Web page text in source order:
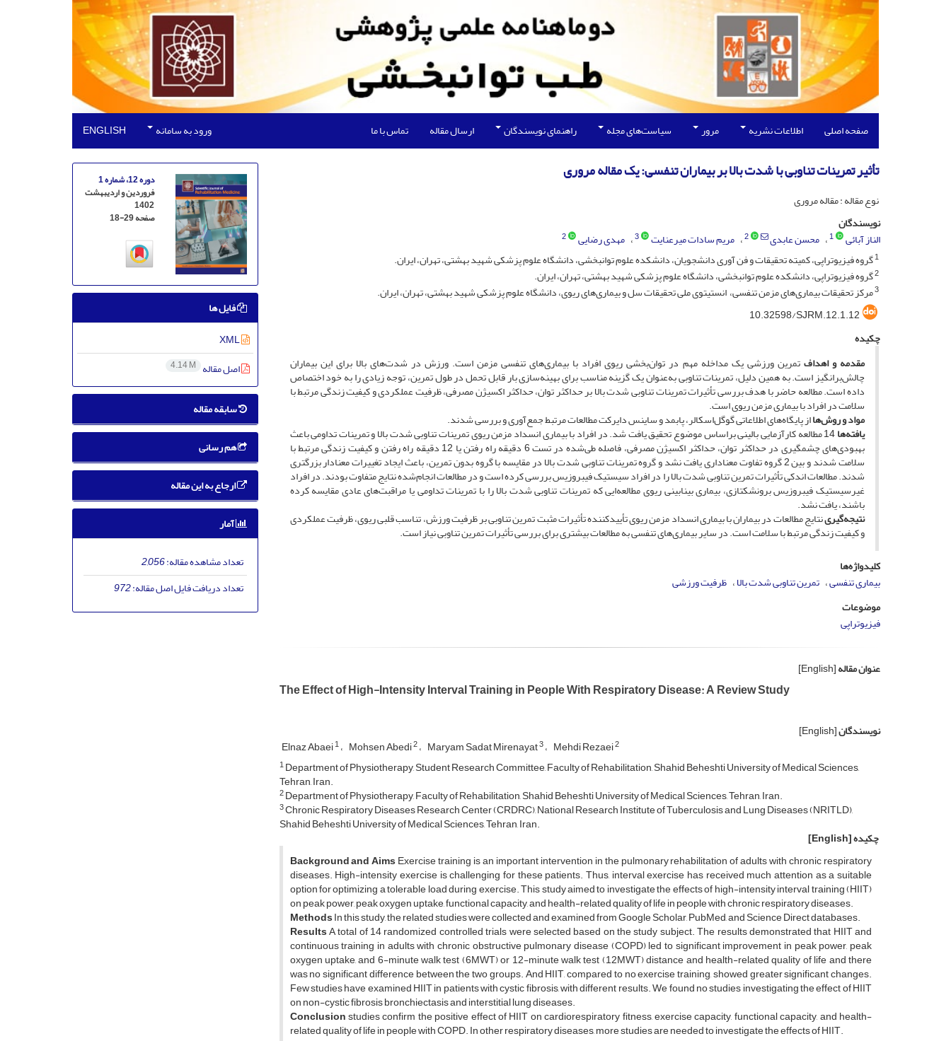
صفحه اصلی اطلاعات نشریه مرور سیاست‌های مجله راهنمای نویسندگان ارسال مقاله تماس با ما ورود به سامانه ENGLISH
تأثیر تمرینات تناوبی با شدت بالا بر بیماران تنفسی: یک مقاله مروری
نوع مقاله : مقاله مروری
نویسندگان
الناز آبائی
1 محسن عابدی 2 مریم سادات میرعنایت 3 مهدی رضایی
2
1گروه فیزیوتراپی، کمیته تحقیقات و فن آوری دانشجویان، دانشکده علوم توانبخشی، دانشگاه علوم پزشکی شهید بهشتی، تهران، ایران.
2گروه فیزیوتراپی، دانشکده علوم توانبخشی، دانشگاه علوم پزشکی شهید بهشتی، تهران، ایران.
3مرکز تحقیقات بیماری‌های مزمن تنفسی، انستیتوی ملی تحقیقات سل و بیماری‌های ریوی، دانشگاه علوم پزشکی شهید بهشتی، تهران، ایران.
10.32598/SJRM.12.1.12
چکیده
مقدمه و اهدافتمرین ورزشی یک مداخله مهم در توان‌بخشی ریوی افراد با بیماری‌های تنفسی مزمن است. ورزش در شدت‌های بالا برای این بیماران
چالش‌برانگیز است. به همین دلیل، تمرینات تناوبی به‌عنوان یک گزینه مناسب برای بهینه‌سازی بار قابل تحمل در طول تمرین‌، توجه زیادی را به خود اختصاص
داده است. مطالعه حاضر با هدف بررسی تأثیرات تمرینات تناوبی شدت بالا بر حداکثر توان، حداکثر اکسیژن مصرفی، ظرفیت عملکردی و کیفیت زندگی مرتبط با
سلامت در افراد با بیماری مزمن ریوی است.
مواد و روش‌هااز پایگاه‌های اطلاعاتی گوگل‌اسکالر، پابمد و ساینس دایرکت مطالعات مرتبط جمع‌آوری و بررسی شدند.
یافته‌ها 14 مطالعه کارآزمایی بالینی براساس موضوع تحقیق یافت شد. در افراد با بیماری انسداد مزمن ریوی تمرینات تناوبی شدت بالا و تمرینات تداومی باعث
بهبودی‌های چشمگیری در حداکثر توان، حداکثر اکسیژن مصرفی، فاصله طی‌شده در تست 6 دقیقه راه رفتن یا 12 دقیقه راه رفتن و کیفیت زندگی مرتبط با
سلامت شدند و بین 2 گروه تفاوت معناداری یافت نشد و گروه تمرینات تناوبی شدت بالا در مقایسه با گروه بدون تمرین، باعث ایجاد تغییرات معنادار بزرگتری
شدند. مطالعات اندکی تأثیرات تمرین تناوبی شدت بالا را در افراد سیستیک فیبروزیس بررسی کرده است و در مطالعات انجام‌شده نتایج متفاوت بودند. در افراد
غیرسیستیک فیبروزیس برونشکتازی، بیماری بینابینی ریوی مطالعه‌ایی که تمرینات تناوبی شدت بالا را با تمرینات تداومی یا مراقبت‌های عادی مقایسه کرده
باشند، یافت نشد.
نتیجه‌گیرینتایج مطالعات در بیماران با بیماری انسداد مزمن ریوی تأییدکننده تأثیرات مثبت تمرین تناوبی بر ظرفیت ورزش، تناسب قلبی ریوی، ظرفیت عملکردی
و کیفیت زندگی مرتبط با سلامت است. در سایر بیماری‌های تنفسی به مطالعات بیشتری برای بررسی تأثیرات تمرین تناوبی نیاز است.
کلیدواژه‌ها
بیماری تنفسی تمرین تناوبی شدت بالا ظرفیت ورزشی
موضوعات
فیزیوتراپی
عنوان مقاله[English]
The Effect of High-Intensity Interval Training in People With Respiratory Disease: A Review Study
نویسندگان[English]
Elnaz Abaei1 Mohsen Abedi2 Maryam Sadat Mirenayat3 Mehdi Rezaei2
1Department of Physiotherapy, Student Research Committee, Faculty of Rehabilitation, Shahid Beheshti University of Medical Sciences,
Tehran, Iran.
2Department of Physiotherapy, Faculty of Rehabilitation, Shahid Beheshti University of Medical Sciences, Tehran, Iran.
3Chronic Respiratory Diseases Research Center (CRDRC), National Research Institute of Tuberculosis and Lung Diseases (NRITLD),
Shahid Beheshti University of Medical Sciences, Tehran, Iran.
چکیده[English]
Background and AimsExercise training is an important intervention in the pulmonary rehabilitation of adults with chronic respiratory
diseases. High-intensity exercise is challenging for these patients. Thus, interval exercise has received much attention as a suitable
option for optimizing a tolerable load during exercise. This study aimed to investigate the effects of high-intensity interval training (HIIT)
on peak power, peak oxygen uptake, functional capacity, and health-related quality of life in people with chronic respiratory diseases.
MethodsIn this study, the related studies were collected and examined from Google Scholar, PubMed, and Science Direct databases.
ResultsA total of 14 randomized controlled trials were selected based on the study subject. The resultsdemonstrated that HIIT and
continuous training in adults with chronic obstructive pulmonary disease (COPD) led to significant improvement in peak power, peak
oxygen uptake, and 6-minute walk test (6MWT) or 12-minute walk test (12MWT) distance and health-related quality of life and there
was no significant difference between the two groups. And HIIT, compared to no exercise training, showed greater significant changes.
Few studies have examined HIIT in patients with cystic fibrosis, with different results. We found no studies investigating the effect of HIIT
on non-cystic fibrosis bronchiectasis and interstitial lung diseases.
Conclusionstudies confirm the positive effect of HIIT on cardiorespiratory fitness, exercise capacity, functional capacity, and health-
related quality of life in people with COPD. In other respiratory diseases, more studies are needed to investigate the effects of HIIT.
دوره 12، شماره 1
فروردین و اردیبهشت
1402
صفحه18-29
فایل ها
XML
اصل مقاله 4.14 M
سابقه مقاله
هم رسانی
ارجاع به این مقاله
آمار
تعداد مشاهده مقاله:2,056
تعداد دریافت فایل اصل مقاله:972